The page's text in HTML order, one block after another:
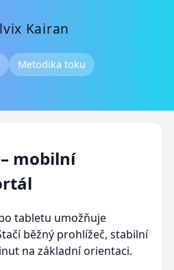
Kairan
Metodika toku
mobilní
tabletu umožňuje
běžný prohlížeč, stabilní
na základní orientaci.